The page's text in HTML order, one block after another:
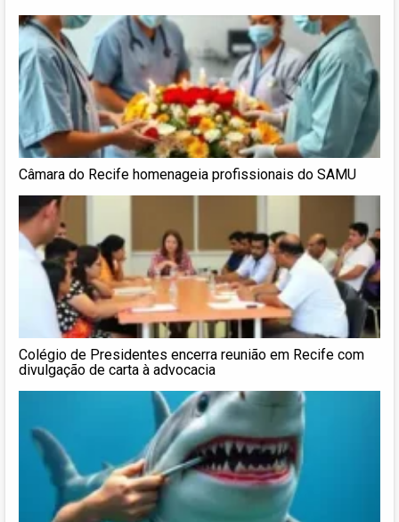
Câmara do Recife homenageia profissionais do SAMU
Colégio de Presidentes encerra reunião em Recife com
divulgação de carta à advocacia